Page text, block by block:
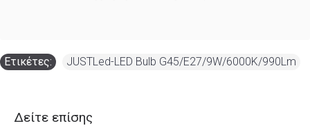
Ετικέτες: JUSTLed-LED Bulb G45/E27/9W/6000K/990Lm
Δείτε επίσης